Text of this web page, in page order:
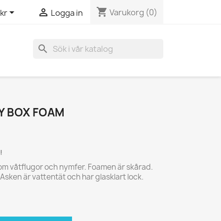
  Logga in shopping_cart Varukorg (0)
search
BOX FOAM
våtflugor och nymfer. Foamen är skårad.
är vattentät och har glasklart lock.